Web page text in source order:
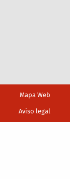
Mapa Web
Aviso legal